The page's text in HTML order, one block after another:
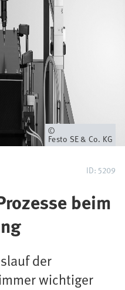
Eigentümer
Festo SE & Co. KG
ID: 5209
beim
der
wichtiger